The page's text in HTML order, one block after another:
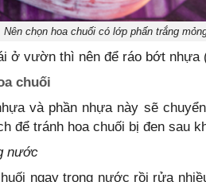
Nên chọn hoa chuối có lớp phấn trắng
ở vườn thì nên để ráo bớt
chuối
và phần nhựa này sẽ
để tránh hoa chuối bị đen sau
nước
ngay trong nước rồi rửa